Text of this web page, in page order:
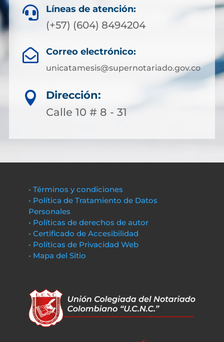
 Líneas de atención:
(+57) (604) 8494204
 Correo electrónico:
unicatamesis@supernotariado.gov.co

Dirección:
Calle 10 # 8 - 31
• Términos y condiciones
• Política de Tratamiento de Datos
Personales
• Políticas de derechos de autor
• Certificado de Accesibilidad
• Políticas de Privacidad Web
• Mapa del Sitio